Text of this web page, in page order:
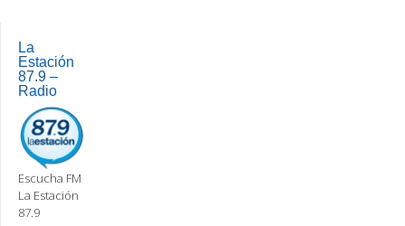
La
Estación
87.9 –
Radio
Escucha FM
La Estación
87.9